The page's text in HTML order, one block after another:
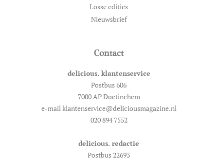
Losse edities
Nieuwsbrief
Contact
delicious. klantenservice
Postbus 606
7000 AP Doetinchem
e-mail klantenservice@deliciousmagazine.nl
020 894 7552
delicious. redactie
Postbus 22693